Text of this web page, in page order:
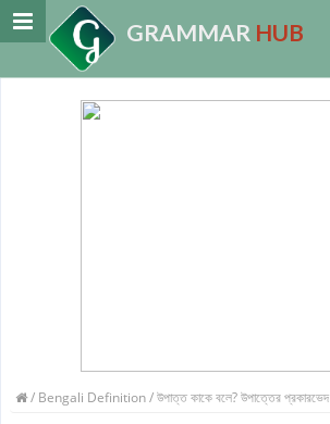
GRAMMAR HUB
/ Bengali Definition/ উপাত্ত কাকে বলে? উপাত্তের প্রকারভেদ